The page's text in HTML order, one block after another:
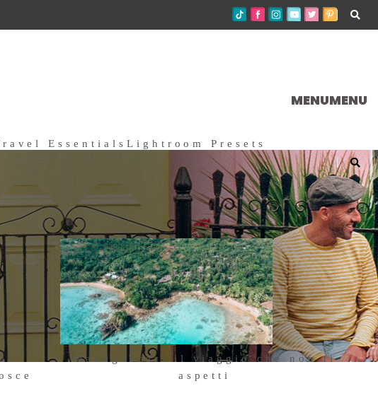
MENUMENU
Essentials Lightroom Presets
Madagascar: il viaggio che non ti
aspetti